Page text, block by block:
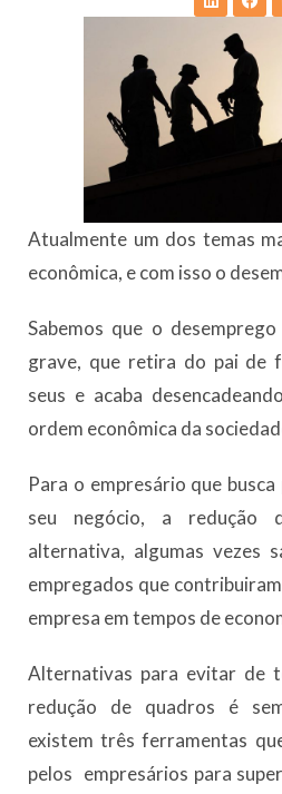
Atualmente um dos temas
econômica, e com isso o
Sabemos que o
grave, que retira do pai de
seus e acaba
ordem econômica da
Para o empresário que
seu negócio, a redução
alternativa, algumas vezes
empregados que
empresa em tempos de
Alternativas para evitar de
redução de quadros é
existem três ferramentas
pelos empresários para